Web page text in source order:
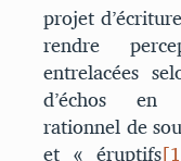
projet
rendre
entrelacées
d’échos en
rationnel de